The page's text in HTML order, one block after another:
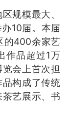
规模最大、
10届。本届
的400余家艺
作品超过1万
会上首次担
构成了传统
艺展示、书